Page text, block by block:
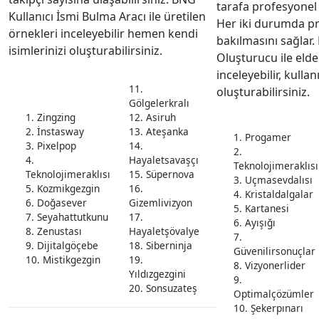
Kullanıcı İsmi Bulma Aracı ile üretilen
örnekleri inceleyebilir hemen kendi
isimlerinizi oluşturabilirsiniz.
1. Zingzing
2. İnstasway
3. Pixelpop
4.
Teknolojimeraklısı
5. Kozmikgezgin
6. Doğasever
7. Seyahattutkunu
8. Zenustası
9. Dijitalgöçebe
10. Mistikgezgin
11.
Gölgelerkralı
12. Asiruh
13. Ateşanka
14.
Hayaletsavaşçı
15. Süpernova
16.
Gizemlivizyon
17.
Hayaletşövalye
18. Siberninja
19.
Yıldızgezgini
20. Sonsuzateş
tarafa
Her iki durumda
bakılmasını
Oluşturucu ile
inceleyebilir,
oluşturabilirsiniz.
1. Progamer
2.
Teknolojimeraklısı
3. Uçmasevdalısı
4. Kristaldalgalar
5. Kartanesi
6. Ayışığı
7.
Güvenilirsonuçlar
8. Vizyonerlider
9.
Optimalçözümler
10. Şekerpınarı